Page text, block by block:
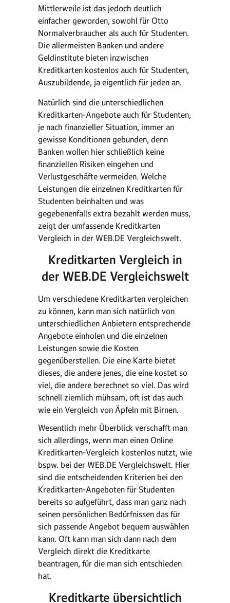
Mittlerweile ist das jedoch deutlich
einfacher geworden, sowohl für Otto
Normalverbraucher als auch für Studenten.
Die allermeisten Banken und andere
Geldinstitute bieten inzwischen
Kreditkarten kostenlos auch für Studenten,
Auszubildende, ja eigentlich für jeden an.
Natürlich sind die unterschiedlichen
Kreditkarten-Angebote auch für Studenten,
je nach finanzieller Situation, immer an
gewisse Konditionen gebunden, denn
Banken wollen hier schließlich keine
finanziellen Risiken eingehen und
Verlustgeschäfte vermeiden. Welche
Leistungen die einzelnen Kreditkarten für
Studenten beinhalten und was
gegebenenfalls extra bezahlt werden muss,
zeigt der umfassende Kreditkarten
Vergleich in der WEB.DE Vergleichswelt.
Kreditkarten Vergleich in
der WEB.DE Vergleichswelt
Um verschiedene Kreditkarten vergleichen
zu können, kann man sich natürlich von
unterschiedlichen Anbietern entsprechende
Angebote einholen und die einzelnen
Leistungen sowie die Kosten
gegenüberstellen. Die eine Karte bietet
dieses, die andere jenes, die eine kostet so
viel, die andere berechnet so viel. Das wird
schnell ziemlich mühsam, oft ist das auch
wie ein Vergleich von Äpfeln mit Birnen.
Wesentlich mehr Überblick verschafft man
sich allerdings, wenn man einen Online
Kreditkarten-Vergleich kostenlos nutzt, wie
bspw. bei der WEB.DE Vergleichswelt. Hier
sind die entscheidenden Kriterien bei den
Kreditkarten-Angeboten für Studenten
bereits so aufgeführt, dass man ganz nach
seinen persönlichen Bedürfnissen das für
sich passende Angebot bequem auswählen
kann. Oft kann man sich dann nach dem
Vergleich direkt die Kreditkarte
beantragen, für die man sich entschieden
hat.
Kreditkarte übersichtlich